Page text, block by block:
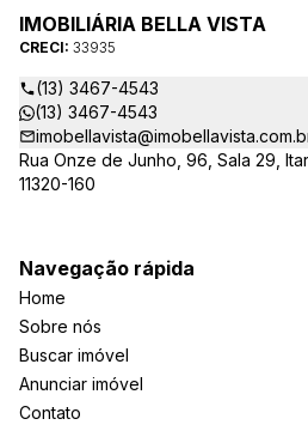
ao CRECI-EE – estarão sempre
todas as suas dúvidas sobre casas,
salas comerciais e outros produtos
IMOBILIÁRIA BELLA VISTA
CRECI: 33935
(13) 3467-4543
(13) 3467-4543
Rua Onze de Junho, 96, Sala 29,
11320-160
Navegação rápida
Home
Sobre nós
Buscar imóvel
Anunciar imóvel
Contato